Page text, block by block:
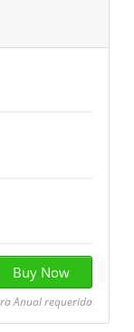
Anual requerida